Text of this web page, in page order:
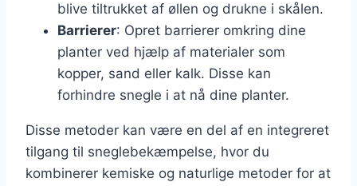
blive tiltrukket af øllen og drukne i skålen.
Barrierer: Opret barrierer omkring dine
planter ved hjælp af materialer som
kopper, sand eller kalk. Disse kan
forhindre snegle i at nå dine planter.
Disse metoder kan være en del af en integreret
tilgang til sneglebekæmpelse, hvor du
kombinerer kemiske og naturlige metoder for at